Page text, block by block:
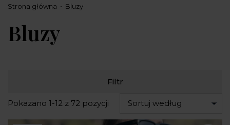
Strona główna Bluzy
Bluzy
Filtr
Pokazano 1-12 z 72 pozycji Sortuj według